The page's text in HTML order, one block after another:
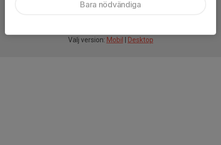
Välj version: Mobil Desktop
Bara nödvändiga